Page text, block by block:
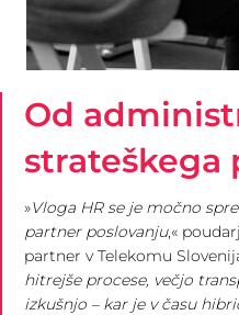
Od
strateškega
»Vloga HR se je močno
partner poslovanju,«
partner v Telekomu
hitrejše procese, večjo
izkušnjo – kar je v času